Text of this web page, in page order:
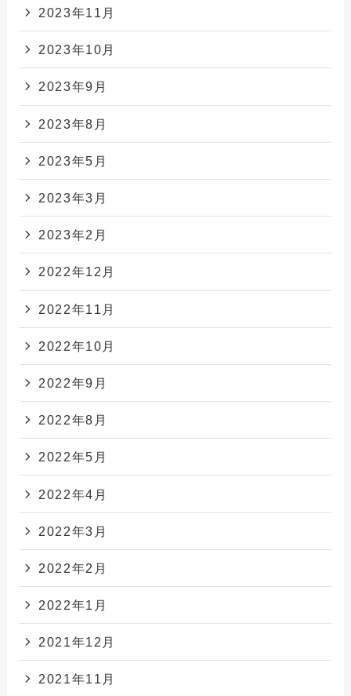
2023年11月
2023年10月
2023年9月
2023年8月
2023年5月
2023年3月
2023年2月
2022年12月
2022年11月
2022年10月
2022年9月
2022年8月
2022年5月
2022年4月
2022年3月
2022年2月
2022年1月
2021年12月
2021年11月